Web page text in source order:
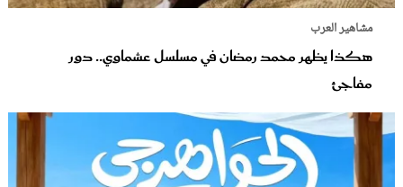
مشاهير العرب
هكذا يظهر محمد رمضان في مسلسل عشماوي.. دور
مفاجئ